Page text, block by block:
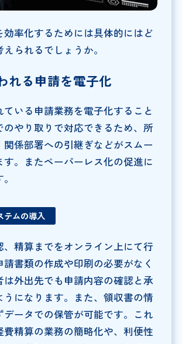
効率化するためには具体的にはど
られるでしょうか。
れる申請を電子化
いる申請業務を電子化すること
のやり取りで対応できるため、所
関係部署への引継ぎなどがスムー
す。またペーパーレス化の促進に
テムの導入
、精算までをオンライン上にて行
請書類の作成や印刷の必要がなく
は外出先でも申請内容の確認と承
うになります。また、領収書の情
データでの保管が可能です。これ
費精算の業務の簡略化や、利便性